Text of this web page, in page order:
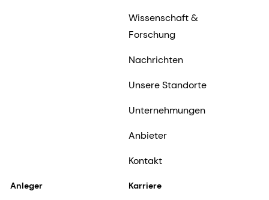
Wissenschaft &
Forschung
Nachrichten
Unsere Standorte
Unternehmungen
Anbieter
Kontakt
Anleger Karriere